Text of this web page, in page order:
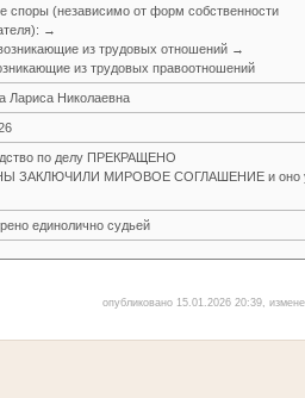
споры (независимо от форм собственности
→
из трудовых отношений →
из трудовых правоотношений
Лариса Николаевна
по делу ПРЕКРАЩЕНО
ЗАКЛЮЧИЛИ МИРОВОЕ СОГЛАШЕНИЕ и оно
единолично судьей
опубликовано 15.01.2026 20:39,